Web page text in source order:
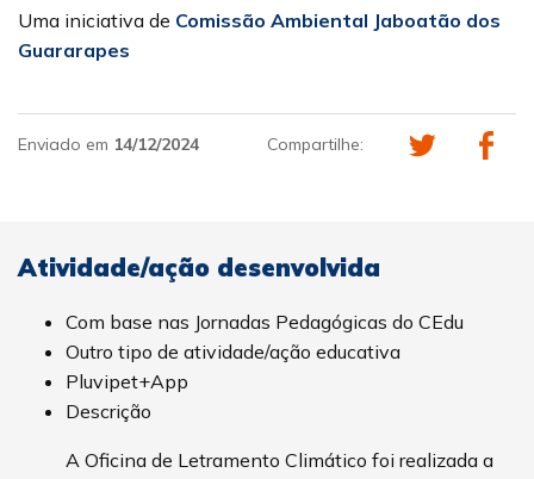
Uma iniciativa de Comissão Ambiental Jaboatão dos
Guararapes
Enviado em 14/12/2024 Compartilhe:
Atividade/ação desenvolvida
Com base nas Jornadas Pedagógicas do CEdu
Outro tipo de atividade/ação educativa
Pluvipet+App
Descrição
A Oficina de Letramento Climático foi realizada a